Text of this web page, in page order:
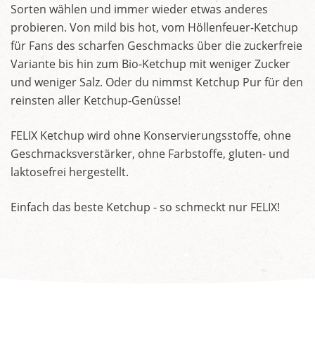
Sorten wählen und immer wieder etwas anderes
probieren. Von mild bis hot, vom Höllenfeuer-Ketchup
für Fans des scharfen Geschmacks über die zuckerfreie
Variante bis hin zum Bio-Ketchup mit weniger Zucker
und weniger Salz. Oder du nimmst Ketchup Pur für den
reinsten aller Ketchup-Genüsse!
FELIX Ketchup wird ohne Konservierungsstoffe, ohne
Geschmacksverstärker, ohne Farbstoffe, gluten- und
laktosefrei hergestellt.
Einfach das beste Ketchup - so schmeckt nur FELIX!